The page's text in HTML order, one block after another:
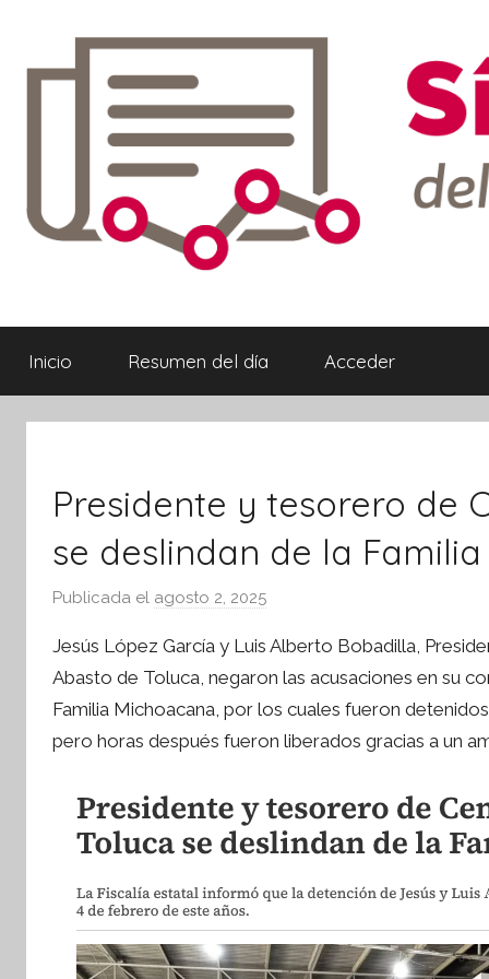
contenido
Informativa
Inicio Resumen del día Acceder
Presidente y tesorero de
se deslindan de la
Publicada el agosto 2, 2025
r
S
í
n
e
s
i
f
Jesús López García y Luis Alberto Bobadilla,
Abasto de Toluca, negaron las acusaciones en su
Familia Michoacana, por los cuales fueron
pero horas después fueron liberados gracias a un